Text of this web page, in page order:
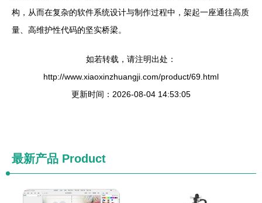
构，从而在复杂的软件系统设计与制作过程中，架起一座通往高质
量、高维护性代码的坚实桥梁。
如若转载，请注明出处：
http://www.xiaoxinzhuangji.com/product/69.html
更新时间：2026-08-04 14:53:05
最新产品 Product